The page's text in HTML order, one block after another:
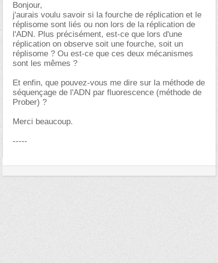
Bonjour,
j'aurais voulu savoir si la fourche de réplication et le
réplisome sont liés ou non lors de la réplication de
l'ADN. Plus précisément, est-ce que lors d'une
réplication on observe soit une fourche, soit un
réplisome ? Ou est-ce que ces deux mécanismes
sont les mêmes ?
Et enfin, que pouvez-vous me dire sur la méthode de
séquençage de l'ADN par fluorescence (méthode de
Prober) ?
Merci beaucoup.
-----